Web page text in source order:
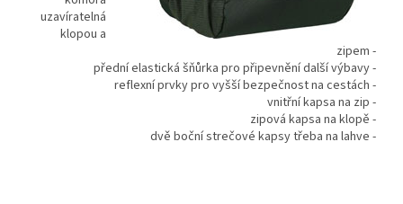
uzavíratelná
klopou a
zipem -
přední elastická šňůrka pro připevnění další výbavy -
reflexní prvky pro vyšší bezpečnost na cestách -
vnitřní kapsa na zip -
zipová kapsa na klopě -
dvě boční strečové kapsy třeba na lahve -